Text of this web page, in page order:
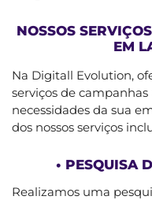
NOSSOS
EM
Na Digitall Evolution,
serviços de
necessidades da sua
dos nossos serviços
• PESQUISA
Realizamos uma